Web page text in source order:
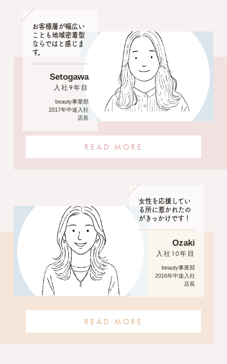
お客様層が幅広い
ことも地域密着型
ならではと感じま
す。
Setogawa
入社9年目
beauty事業部
2017年中途入社
店長
READ MORE
女性を応援してい
る所に惹かれたの
がきっかけです！
Ozaki
入社10年目
beauty事業部
2016年中途入社
店長
READ MORE